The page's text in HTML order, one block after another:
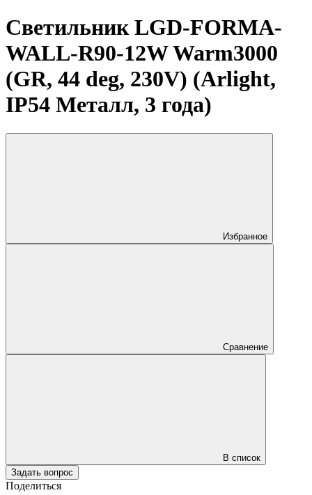
Светильник LGD-FORMA-
WALL-R90-12W Warm3000
(GR, 44 deg, 230V) (Arlight,
IP54 Металл, 3 года)
Избранное
Сравнение
В список
Задать вопрос
Поделиться